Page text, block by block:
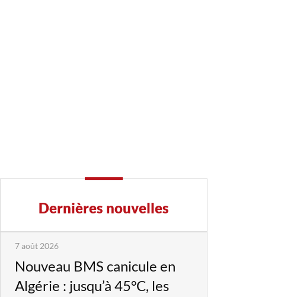
Dernières nouvelles
7 août 2026
Nouveau BMS canicule en
Algérie : jusqu’à 45°C, les